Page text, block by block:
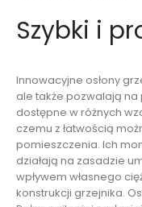
Szybki i
Innowacyjne osłony
ale także pozwalają na
dostępne w różnych
czemu z łatwością
pomieszczenia. Ich
działają na zasadzie
wpływem własnego
konstrukcji grzejnika.